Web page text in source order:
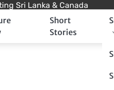
Sri Lanka & Canada
Short
Stories